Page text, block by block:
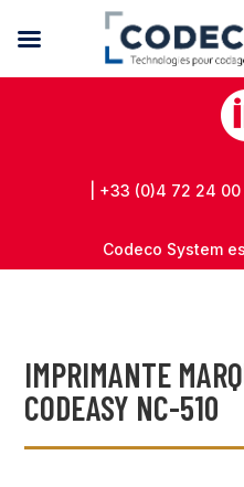
| +33 (0)4 72 24
Codeco System
IMPRIMANTE
CODEASY NC-510